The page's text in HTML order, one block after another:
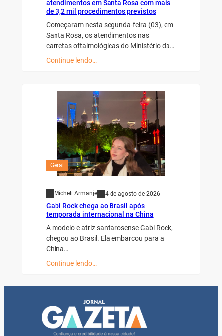
atendimentos em Santa Rosa com mais
de 3,2 mil procedimentos previstos
Começaram nesta segunda-feira (03), em
Santa Rosa, os atendimentos nas
carretas oftalmológicas do Ministério da…
Continue lendo…
Geral
Micheli Armanje 4 de agosto de 2026
Gabi Rock chega ao Brasil após
temporada internacional na China
A modelo e atriz santarosense Gabi Rock,
chegou ao Brasil. Ela embarcou para a
China…
Continue lendo…